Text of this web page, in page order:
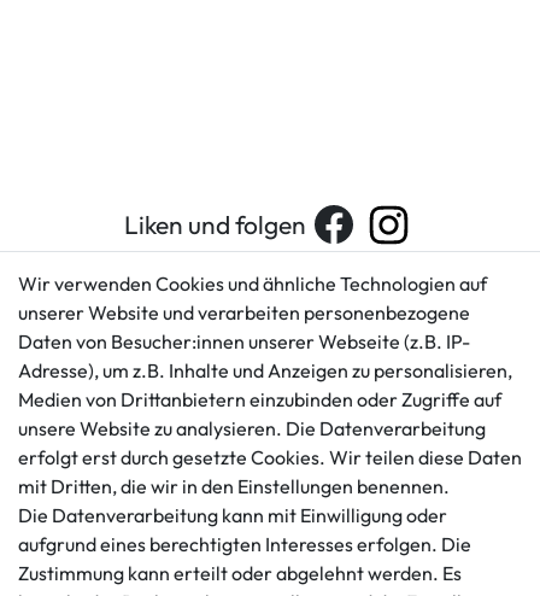
Liken und folgen
Kundenservice
+49 421 596586
Mo. - Fr. 9 - 16 Uhr
info@gameworld.de
Kontaktformular
Rechtliches
AGB
Impressum
Datenschutzerklärung
Barrierefreiheitserklärung
Widerrufs­recht
Vertrag widerrufen
Informationen Zahlungsmöglichkeiten
Wir verwenden Cookies und ähnliche Technologien auf
unserer Website und verarbeiten personenbezogene
Daten von Besucher:innen unserer Webseite (z.B. IP-
Adresse), um z.B. Inhalte und Anzeigen zu personalisieren,
Medien von Drittanbietern einzubinden oder Zugriffe auf
unsere Website zu analysieren. Die Datenverarbeitung
erfolgt erst durch gesetzte Cookies. Wir teilen diese Daten
mit Dritten, die wir in den Einstellungen benennen.
Die Datenverarbeitung kann mit Einwilligung oder
aufgrund eines berechtigten Interesses erfolgen. Die
Zustimmung kann erteilt oder abgelehnt werden. Es